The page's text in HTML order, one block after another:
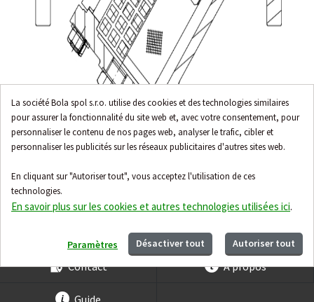
La société Bola spol s.r.o. utilise des cookies et des technologies similaires
pour assurer la fonctionnalité du site web et, avec votre consentement, pour
personnaliser le contenu de nos pages web, analyser le trafic, cibler et
personnaliser les publicités sur les réseaux publicitaires d'autres sites web.
En cliquant sur "Autoriser tout", vous acceptez l'utilisation de ces
technologies.
En savoir plus sur les cookies et autres technologies utilisées ici.
Paramètres Désactiver tout Autoriser tout
Contact À propos
Guide